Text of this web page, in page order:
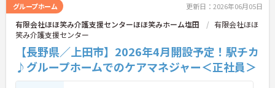
グループホーム 更新日：2026年06月05日
有限会社ほほ笑み介護支援センターほほ笑みホーム塩田
有限会社ほほ
笑み介護支援センター
【長野県／上田市】2026年4月開設予定！駅チカ
♪グループホームでのケアマネジャー＜正社員＞